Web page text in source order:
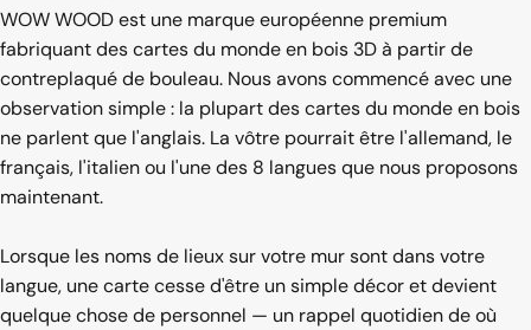
WOW WOOD est une marque européenne premium
fabriquant des cartes du monde en bois 3D à partir de
contreplaqué de bouleau. Nous avons commencé avec une
observation simple : la plupart des cartes du monde en bois
ne parlent que l'anglais. La vôtre pourrait être l'allemand, le
français, l'italien ou l'une des 8 langues que nous proposons
maintenant.
Lorsque les noms de lieux sur votre mur sont dans votre
langue, une carte cesse d'être un simple décor et devient
quelque chose de personnel — un rappel quotidien de où